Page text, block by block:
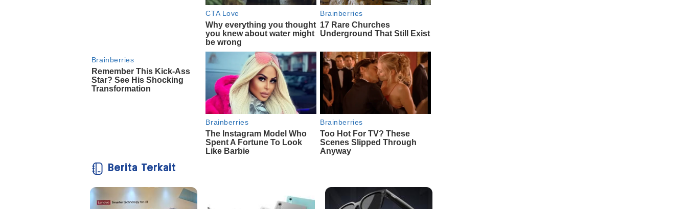
Berita Terkait